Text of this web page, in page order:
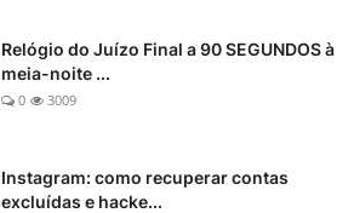
Relógio do Juízo Final a 90 SEGUNDOS à
meia-noite ...
0 3009
Instagram: como recuperar contas
excluídas e hacke...